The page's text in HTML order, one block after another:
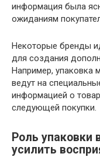
информация была
ожиданиям
Некоторые бренды
для создания
Например, упаковка
ведут на
информацией о
следующей покупки.
Роль упаковки
усилить